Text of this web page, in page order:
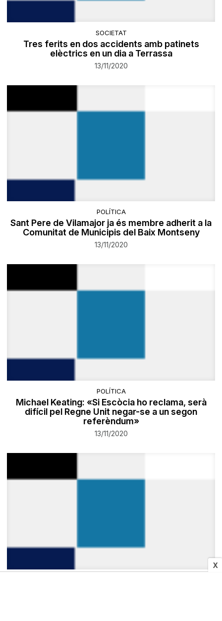
X
SOCIETAT
Tres ferits en dos accidents amb patinets
elèctrics en un dia a Terrassa
13/11/2020
POLÍTICA
Sant Pere de Vilamajor ja és membre adherit a la
Comunitat de Municipis del Baix Montseny
13/11/2020
POLÍTICA
Michael Keating: «Si Escòcia ho reclama, serà
difícil pel Regne Unit negar-se a un segon
referèndum»
13/11/2020